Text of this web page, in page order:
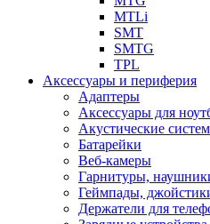
MTLi
SMT
SMTG
TPL
Аксессуары и периферия
Адаптеры
Аксессуары для
Акустические
Батарейки
Веб-камеры
Гарнитуры,
Геймпады,
Держатели для